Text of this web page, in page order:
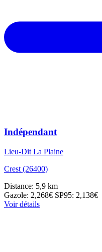
Indépendant
Lieu-Dit La Plaine
Crest (26400)
Distance: 5,9 km
Gazole: 2,268€ SP95: 2,138€
Voir détails